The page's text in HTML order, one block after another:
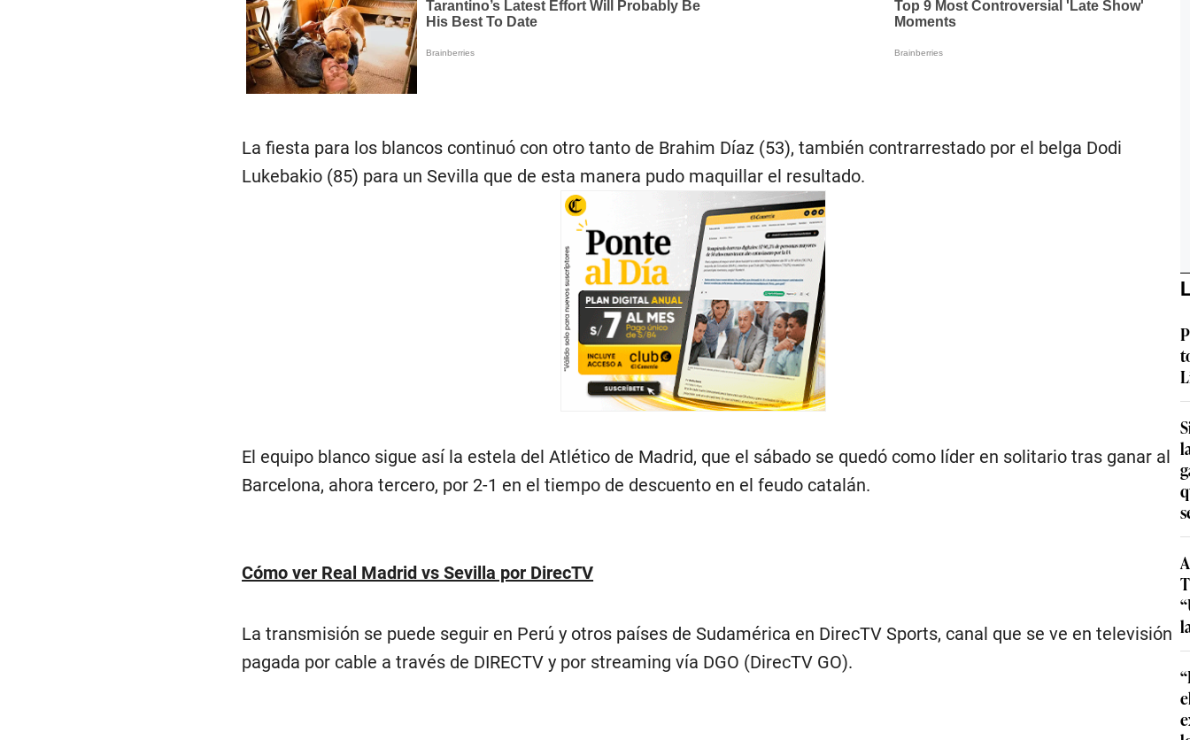
La fiesta para los blancos continuó con otro tanto de Brahim Díaz (53), también contrarrestado por el belga Dodi
Lukebakio (85) para un Sevilla que de esta manera pudo maquillar el resultado.
El equipo blanco sigue así la estela del Atlético de Madrid, que el sábado se quedó como líder en solitario tras ganar al
Barcelona, ahora tercero, por 2-1 en el tiempo de descuento en el feudo catalán.
Cómo ver Real Madrid vs Sevilla por DirecTV
La transmisión se puede seguir en Perú y otros países de Sudamérica en DirecTV Sports, canal que se ve en televisión
pagada por cable a través de DIRECTV y por streaming vía DGO (DirecTV GO).